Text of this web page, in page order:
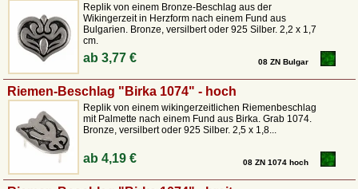
Replik von einem Bronze-Beschlag aus der
Wikingerzeit in Herzform nach einem Fund aus
Bulgarien. Bronze, versilbert oder 925 Silber. 2,2 x 1,7
cm.
ab3,77 € 08 ZN Bulgar
Riemen-Beschlag "Birka 1074" - hoch
Replik von einem wikingerzeitlichen Riemenbeschlag
mit Palmette nach einem Fund aus Birka. Grab 1074.
Bronze, versilbert oder 925 Silber. 2,5 x 1,8...
ab4,19 € 08 ZN 1074 hoch